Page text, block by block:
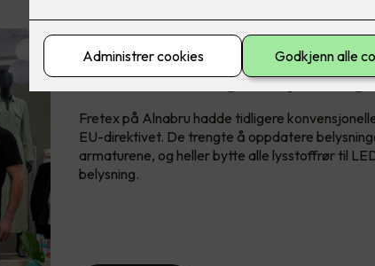
Bærekraftig belysning
Fretex på Alnabru hadde tidligere
EU-direktivet. De trengte å oppdatere
armaturene, og heller bytte alle lysstoffrør til
belysning.